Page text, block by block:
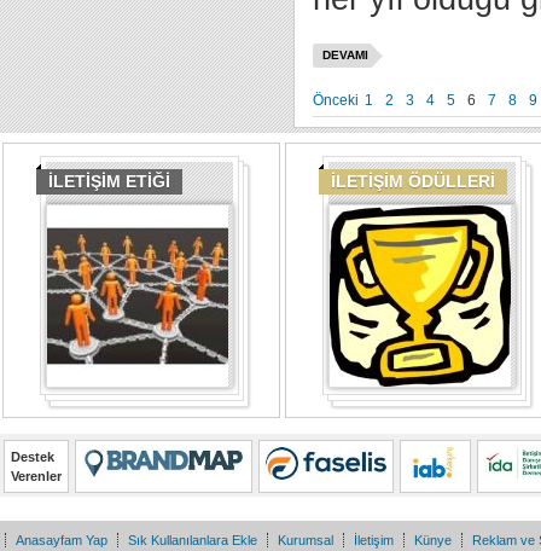
DEVAMI
Önceki 1 2 3 4 5 6 7 8 9
İLETİŞİM ETİĞİ İLETİŞİM ÖDÜLLERİ
Destek
Verenler
Anasayfam Yap Sık Kullanılanlara Ekle Kurumsal İletişim Künye Reklam ve